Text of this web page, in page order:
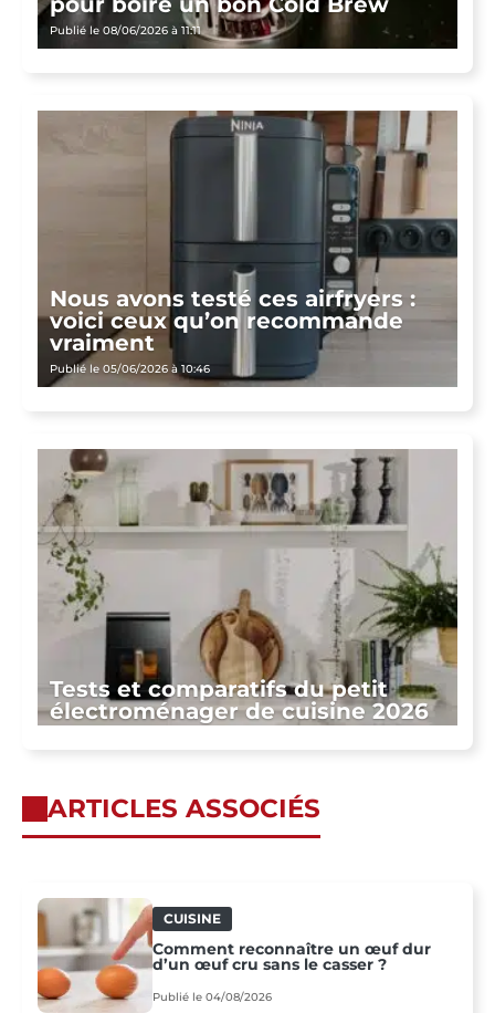
Publié le 08/06/2026 à 11:11
Nous avons testé ces airfryers :
voici ceux qu’on recommande
vraiment
Publié le 05/06/2026 à 10:46
Tests et comparatifs du petit
électroménager de cuisine 2026
ARTICLES ASSOCIÉS
CUISINE
Comment reconnaître un œuf dur
d’un œuf cru sans le casser ?
Publié le 04/08/2026